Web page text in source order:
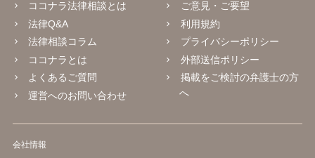
ココナラ法律相談とは
法律Q&A
法律相談コラム
ココナラとは
よくあるご質問
運営へのお問い合わせ
ご意見・ご要望
利用規約
プライバシーポリシー
外部送信ポリシー
掲載をご検討の弁護士の方
へ
会社情報